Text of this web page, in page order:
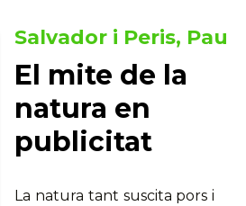
Salvador i Peris, Pau
El mite de la
natura en
publicitat
La natura tant suscita pors i